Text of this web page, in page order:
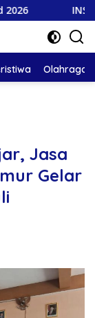
INSA
Olahraga
Jasa
Gelar